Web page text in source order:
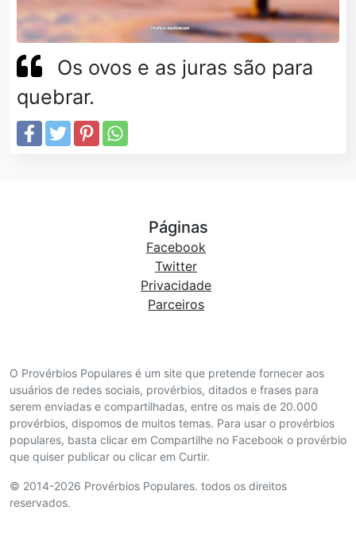
Os ovos e as juras são para
quebrar.
O Provérbios Populares é um site que pretende fornecer aos
usuários de redes sociais, provérbios, ditados e frases para
serem enviadas e compartilhadas, entre os mais de 20.000
provérbios, dispomos de muitos temas. Para usar o provérbios
populares, basta clicar em Compartilhe no Facebook o provérbio
que quiser publicar ou clicar em Curtir.
© 2014-2026 Provérbios Populares. todos os direitos
reservados.
Páginas
Facebook
Twitter
Privacidade
Parceiros